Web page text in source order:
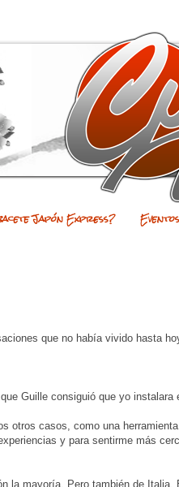
Japón Express?
que no había vivido hasta
Guille consiguió que yo instalara
otros casos, como una
y para sentirme más
la mayoría. Pero también de